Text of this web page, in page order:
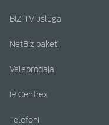
BIZ TV usluga
NetBiz paketi
Veleprodaja
IP Centrex
Telefoni